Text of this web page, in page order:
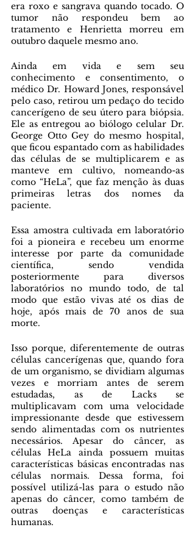
era roxo e sangrava quando tocado. O
tumor não respondeu bem ao
tratamento e Henrietta morreu em
outubro daquele mesmo ano.
Ainda em vida e sem seu
conhecimento e consentimento, o
médico Dr. Howard Jones, responsável
pelo caso, retirou um pedaço do tecido
cancerígeno de seu útero para biópsia.
Ele as entregou ao biólogo celular Dr.
George Otto Gey do mesmo hospital,
que ficou espantado com as habilidades
das células de se multiplicarem e as
manteve em cultivo, nomeando-as
como “HeLa”, que faz menção às duas
primeiras letras dos nomes da
paciente.
Essa amostra cultivada em laboratório
foi a pioneira e recebeu um enorme
interesse por parte da comunidade
científica, sendo vendida
posteriormente para diversos
laboratórios no mundo todo, de tal
modo que estão vivas até os dias de
hoje, após mais de 70 anos de sua
morte.
Isso porque, diferentemente de outras
células cancerígenas que, quando fora
de um organismo, se dividiam algumas
vezes e morriam antes de serem
estudadas, as de Lacks se
multiplicavam com uma velocidade
impressionante desde que estivessem
sendo alimentadas com os nutrientes
necessários. Apesar do câncer, as
células HeLa ainda possuem muitas
características básicas encontradas nas
células normais. Dessa forma, foi
possível utilizá-las para o estudo não
apenas do câncer, como também de
outras doenças e características
humanas.